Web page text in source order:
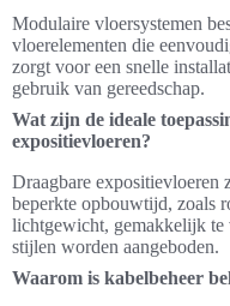
Modulaire vloersystemen
vloerelementen die
zorgt voor een snelle
gebruik van gereedschap.
Wat zijn de ideale
expositievloeren?
Draagbare expositievloeren
beperkte opbouwtijd, zoals
lichtgewicht, gemakkelijk te
stijlen worden aangeboden.
Waarom is kabelbeheer